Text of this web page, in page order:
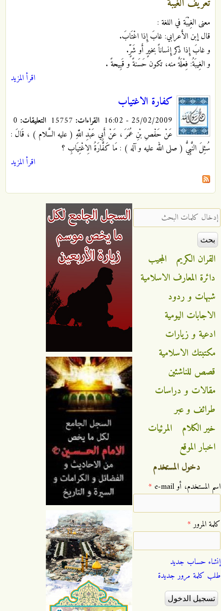
تعريف الغيبة
معنى الغِيْبَة في اللغة :
قال إبن الأَعرابي: غابَ إِذا اغْتَابَ.
و غابَ إِذا ذكر إِنساناً بخيرٍ أَو شَرٍّ.
و الغِيبَةُ: فِعْلَةٌ منه، تكون حَسَنةً و قَبِيحةً .
اقرأ المزيد
كفارة الاغتياب
25/02/2009 - 16:02 القراءات: التعليقات:
عَنْ حَفْصِ بْنِ عُمَرَ ، عَنْ أَبِي عَبْدِ اللَّهِ ( عليه السَّلام ) ، قَالَ :
سُئِلَ النَّبِيُّ ( صلى الله عليه و آله ) : مَا كَفَّارَةُ الِاغْتِيَابِ ؟
اقرأ المزيد
‏إدخال كلمات البحث ‏
القران الكريم
المجيب
دائرة المعارف الاسلامية
شبهات و ردود
الاجابات اليومية
ادعية و زيارات
مكتبتك الاسلامية
قصص للناشئين
مقالات و دراسات
طرائف و عبر
خير الكلام
المرئيات
اخبار الموقع
دخول المستخدم
‏اسم المستخدم، أو e-mail ‏ *
‏كلمة المرور ‏*
إنشاء حساب جديد
طلب كلمة مرور جديدة